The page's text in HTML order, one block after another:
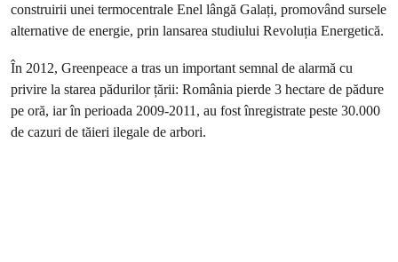
construirii unei termocentrale Enel lângă Galați, promovând sursele
alternative de energie, prin lansarea studiului Revoluția Energetică.
În 2012, Greenpeace a tras un important semnal de alarmă cu
privire la starea pădurilor țării: România pierde 3 hectare de pădure
pe oră, iar în perioada 2009-2011, au fost înregistrate peste 30.000
de cazuri de tăieri ilegale de arbori.